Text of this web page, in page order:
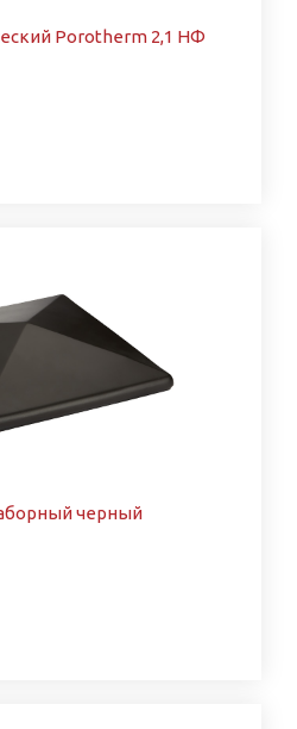
Porotherm 2,1 НФ
черный